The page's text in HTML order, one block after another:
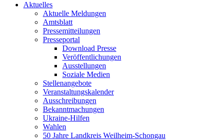
Aktuelles
Aktuelle Meldungen
Amtsblatt
Pressemitteilungen
Presseportal
Download Presse
Veröffentlichungen
Ausstellungen
Soziale Medien
Stellenangebote
Veranstaltungskalender
Ausschreibungen
Bekanntmachungen
Ukraine-Hilfen
Wahlen
50 Jahre Landkreis Weilheim-Schongau